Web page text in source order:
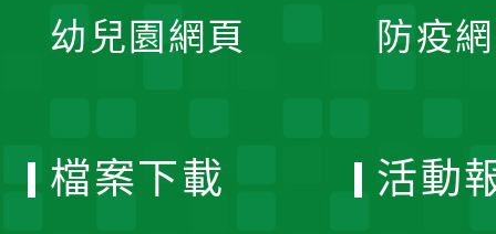
幼兒園網頁 防疫
檔案下載 活動